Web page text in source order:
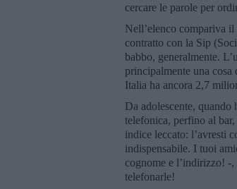
cercare le parole per
Nell’elenco compariva
contratto con la Sip
babbo, generalmente.
principalmente una cosa
Italia ha ancora 2,7
Da adolescente,
telefonica, perfino al
indice leccato: l’avresti
indispensabile. I tuoi
cognome e l’indirizzo! -
telefonarle!